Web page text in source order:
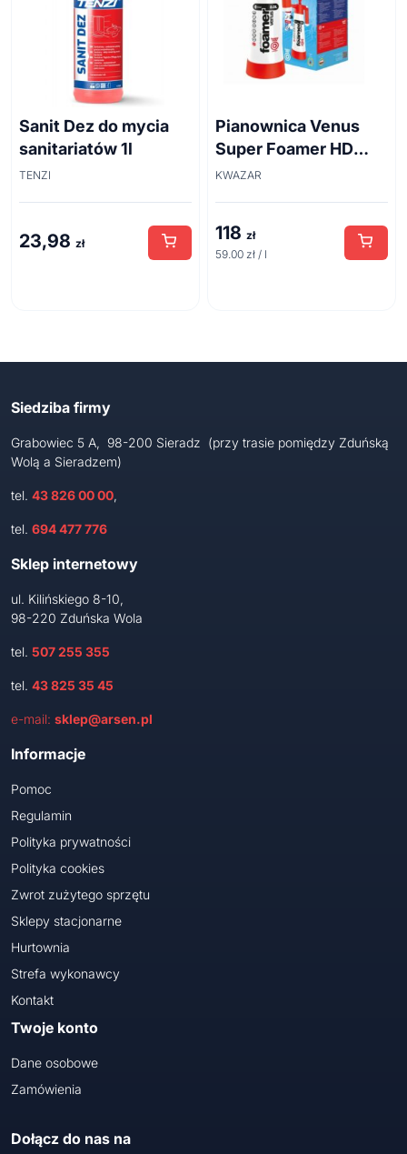
Sanit Dez do mycia
sanitariatów 1l
TENZI
23,98 zł
Pianownica Venus
Super Foamer HD
acid line 2L
KWAZAR
118 zł
59.00 zł / l
Siedziba firmy
Grabowiec 5 A, 98-200 Sieradz (przy trasie pomiędzy Zduńską
Wolą a Sieradzem)
tel. 43 826 00 00,
tel. 694 477 776
Sklep internetowy
ul. Kilińskiego 8-10,
98-220 Zduńska Wola
tel. 507 255 355
tel. 43 825 35 45
e-mail: sklep@arsen.pl
Informacje
Pomoc
Regulamin
Polityka prywatności
Polityka cookies
Zwrot zużytego sprzętu
Sklepy stacjonarne
Hurtownia
Strefa wykonawcy
Kontakt
Twoje konto
Dane osobowe
Zamówienia
Dołącz do nas na